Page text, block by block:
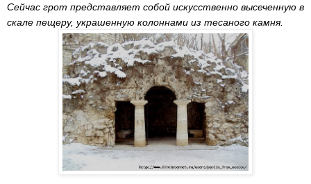
Сейчас грот представляет собой искусственно высеченную в
скале пещеру, украшенную колоннами из тесаного камня.